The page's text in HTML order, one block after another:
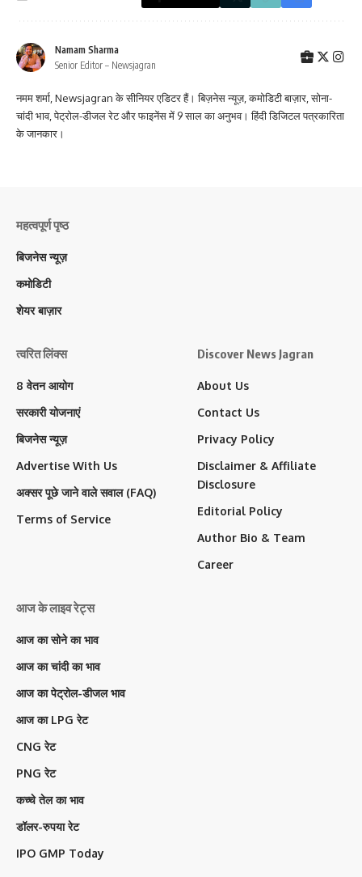
Namam Sharma
Senior Editor – Newsjagran
नमम शर्मा, Newsjagran के सीनियर एडिटर हैं। बिज़नेस न्यूज़, कमोडिटी बाज़ार, सोना-
चांदी भाव, पेट्रोल-डीजल रेट और फाइनेंस में 9 साल का अनुभव। हिंदी डिजिटल पत्रकारिता
के जानकार।
महत्वपूर्ण पृष्ठ
बिजनेस न्यूज़
कमोडिटी
शेयर बाज़ार
त्वरित लिंक्स
8 वेतन आयोग
सरकारी योजनाएं
बिजनेस न्यूज़
Advertise With Us
अक्सर पूछे जाने वाले सवाल (FAQ)
Terms of Service
Discover News Jagran
About Us
Contact Us
Privacy Policy
Disclaimer & Affiliate
Disclosure
Editorial Policy
Author Bio & Team
Career
आज के लाइव रेट्स
आज का सोने का भाव
आज का चांदी का भाव
आज का पेट्रोल-डीजल भाव
आज का LPG रेट
CNG रेट
PNG रेट
कच्चे तेल का भाव
डॉलर-रुपया रेट
IPO GMP Today